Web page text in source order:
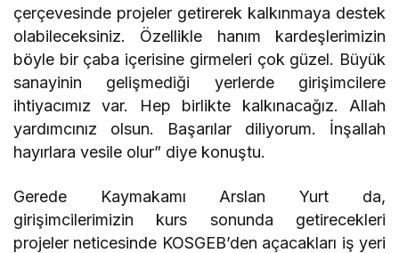
çerçevesinde projeler getirerek kalkınmaya destek
olabileceksiniz. Özellikle hanım kardeşlerimizin
böyle bir çaba içerisine girmeleri çok güzel. Büyük
sanayinin gelişmediği yerlerde girişimcilere
ihtiyacımız var. Hep birlikte kalkınacağız. Allah
yardımcınız olsun. Başarılar diliyorum. İnşallah
hayırlara vesile olur” diye konuştu.
Gerede Kaymakamı Arslan Yurt da,
girişimcilerimizin kurs sonunda getirecekleri
projeler neticesinde KOSGEB’den açacakları iş yeri